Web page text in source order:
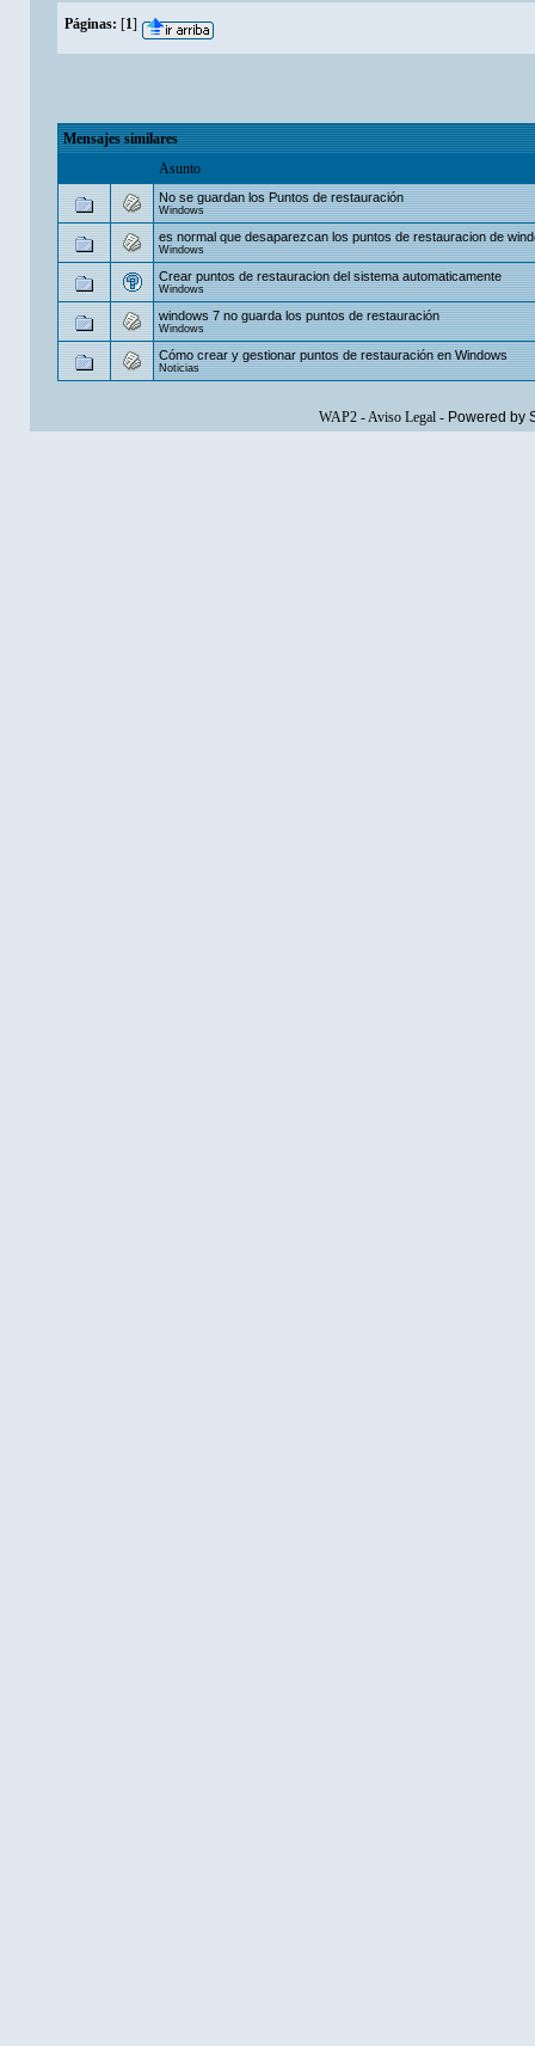
Páginas: [1]
Mensajes similares
Asunto
No se guardan los Puntos de restauración
Windows
es normal que desaparezcan los puntos de restauracion de
Windows
Crear puntos de restauracion del sistema automaticamente
Windows
windows 7 no guarda los puntos de restauración
Windows
Cómo crear y gestionar puntos de restauración en Windows
Noticias
WAP2-Aviso Legal- Powered by